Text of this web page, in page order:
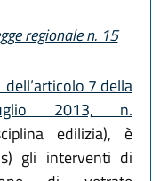
regionale n. 15
7 della
2013, n.
edilizia), è
gli interventi di